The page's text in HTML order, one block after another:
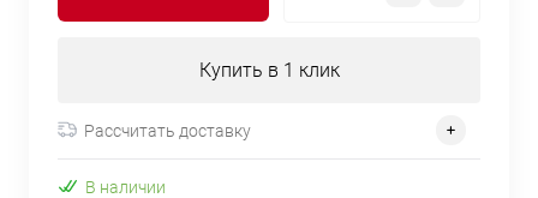
Купить в 1 клик
Рассчитать доставку
В наличии